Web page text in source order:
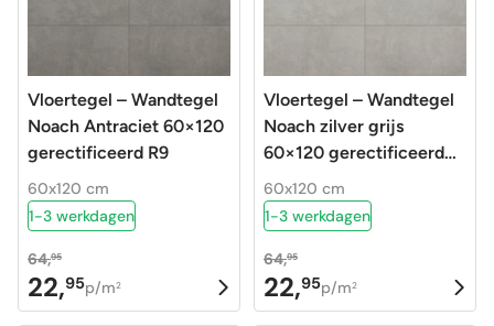
Vloertegel – Wandtegel
Noach Antraciet 60×120
gerectificeerd R9
60x120 cm
1-3 werkdagen
64,95
Oorspronkelijke
prijs
22,95
Huidige
prijs
p/m2
Vloertegel – Wandtegel
Noach zilver grijs
60×120 gerectificeerd
R9
60x120 cm
1-3 werkdagen
64,95
Oorspronkelijke
prijs
22,95
Huidige
prijs
p/m2